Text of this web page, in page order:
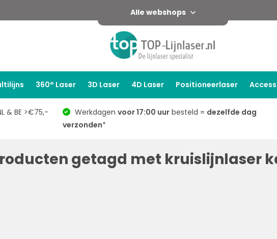
Alle webshops
360° Laser 3D Laser 4D Laser Positioneerlaser
& BE >€75,-
Werkdagen voor 17:00 uurbesteld = dezelfde dag
verzonden*
getagd met kruislijnlaser